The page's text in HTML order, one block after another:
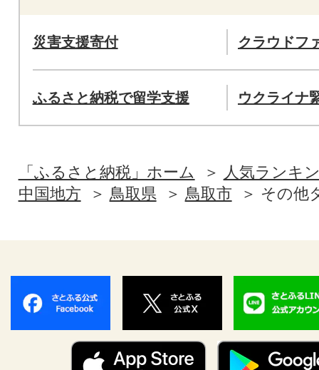
災害支援寄付 クラウドフ
ふるさと納税で留学支援 ウクライナ
「ふるさと納税」ホーム
人気ランキ
中国地方
鳥取県 鳥取市 その他